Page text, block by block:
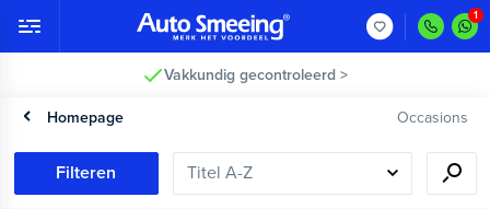
Klanten geven ons een 8,5!
Homepage Occasions
Filteren